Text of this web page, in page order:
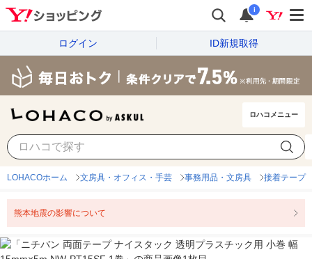
i
ログイン ID新規取得
ロハコメニュー
LOHACOホーム 文房具・オフィス・手芸 事務用品・文房具 接着テープ
熊本地震の影響について